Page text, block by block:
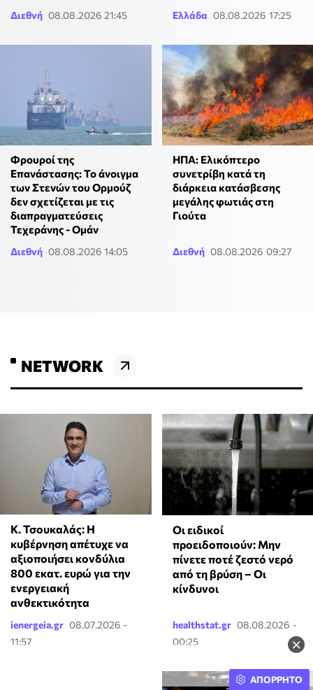
×
Διεθνή 08.08.2026 21:45 Ελλάδα 08.08.2026 17:25
Φρουροί της
Επανάστασης: Το άνοιγμα
των Στενών του Ορμούζ
δεν σχετίζεται με τις
διαπραγματεύσεις
Τεχεράνης - Ομάν
Διεθνή 08.08.2026 14:05
ΗΠΑ: Ελικόπτερο
συνετρίβη κατά τη
διάρκεια κατάσβεσης
μεγάλης φωτιάς στη
Γιούτα
Διεθνή 08.08.2026 09:27
NETWORK
Κ. Τσουκαλάς: Η
κυβέρνηση απέτυχε να
αξιοποιήσει κονδύλια
800 εκατ. ευρώ για την
ενεργειακή
ανθεκτικότητα
ienergeia.gr 08.07.2026 -
11:57
Οι ειδικοί
προειδοποιούν: Μην
πίνετε ποτέ ζεστό νερό
από τη βρύση – Οι
κίνδυνοι
healthstat.gr 08.08.2026 -
00:25
ΑΠΟΡΡΗΤΟ